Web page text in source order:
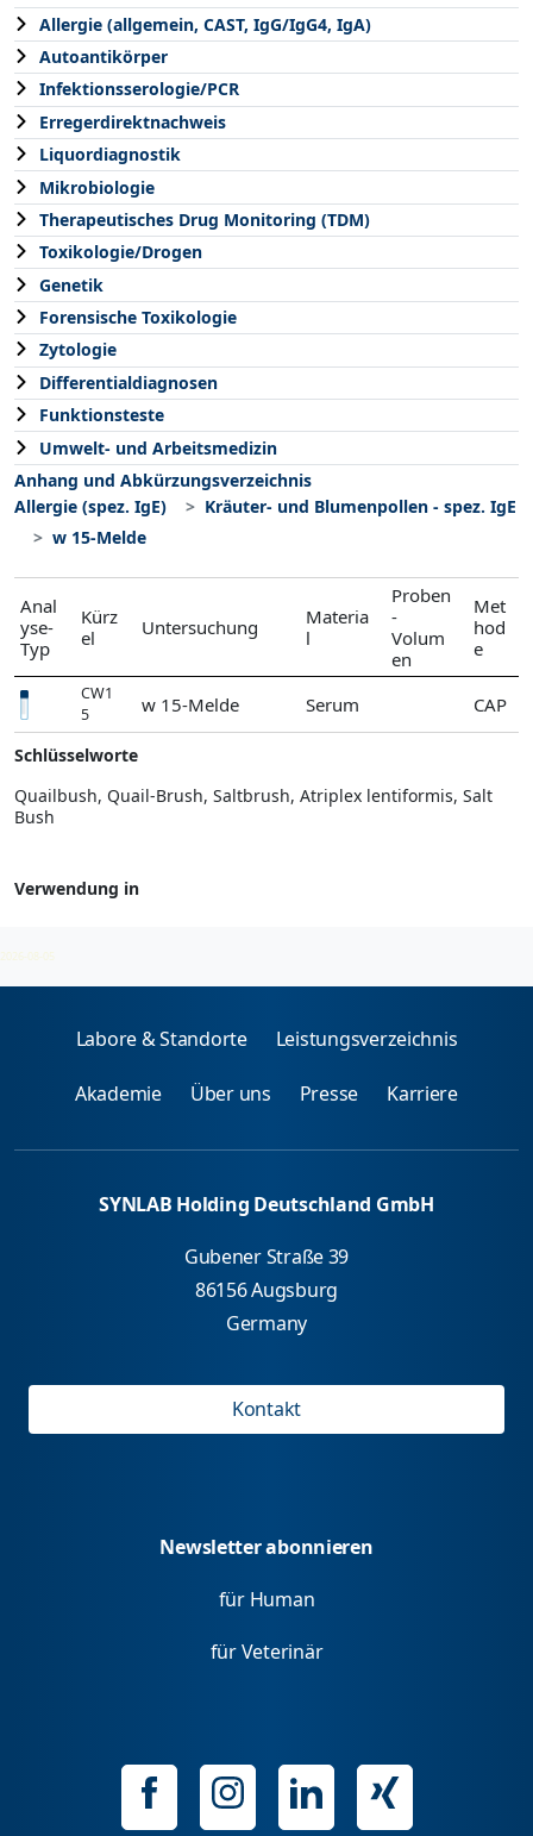
Allergie (allgemein, CAST, IgG/IgG4, IgA)
Autoantikörper
Infektionsserologie/PCR
Erregerdirektnachweis
Liquordiagnostik
Mikrobiologie
Therapeutisches Drug Monitoring (TDM)
Toxikologie/Drogen
Genetik
Forensische Toxikologie
Zytologie
Differentialdiagnosen
Funktionsteste
Umwelt- und Arbeitsmedizin
Anhang und Abkürzungsverzeichnis
Allergie (spez. IgE)
Kräuter- und Blumenpollen - spez. IgE
w 15-Melde
Anal
yse-
Typ
Kürz
el
Untersuchung
Materia
l
Proben
-
Volum
en
Met
hod
e
CW1
5
w 15-Melde Serum CAP
Schlüsselworte
Quailbush, Quail-Brush, Saltbrush, Atriplex lentiformis, Salt
Bush
Verwendung in
2026-08-05
Labore & Standorte Leistungsverzeichnis
Akademie Über uns Presse Karriere
SYNLAB Holding Deutschland GmbH
Gubener Straße 39
86156 Augsburg
Germany
Kontakt
Newsletter abonnieren
für Human
für Veterinär